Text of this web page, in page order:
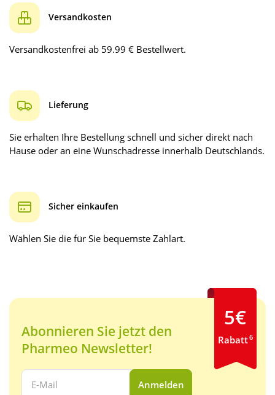
Versandkosten
Versandkostenfrei ab 59.99 € Bestellwert.
Lieferung
Sie erhalten Ihre Bestellung schnell und sicher direkt nach
Hause oder an eine Wunschadresse innerhalb Deutschlands.
Sicher einkaufen
Wählen Sie die für Sie bequemste Zahlart.
Abonnieren Sie jetzt den
Pharmeo Newsletter!
Ihre E-Mail Adresse:
Anmelden
5€
Rabatt6